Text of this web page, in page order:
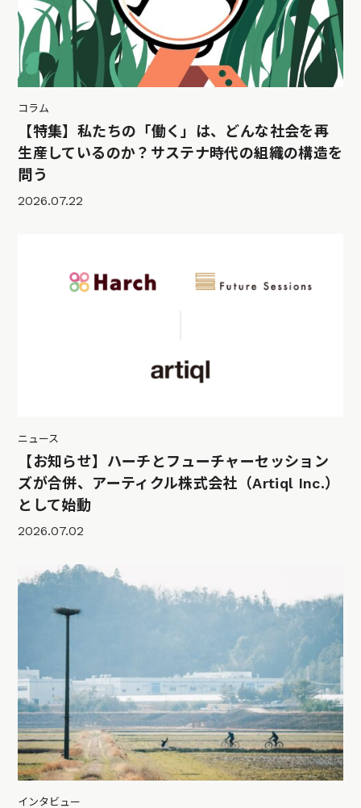
コラム
【特集】私たちの「働く」は、どんな社会を再
生産しているのか？サステナ時代の組織の構造を
問う
2026.07.22
ニュース
【お知らせ】ハーチとフューチャーセッション
ズが合併、アーティクル株式会社（Artiql Inc.）
として始動
2026.07.02
インタビュー